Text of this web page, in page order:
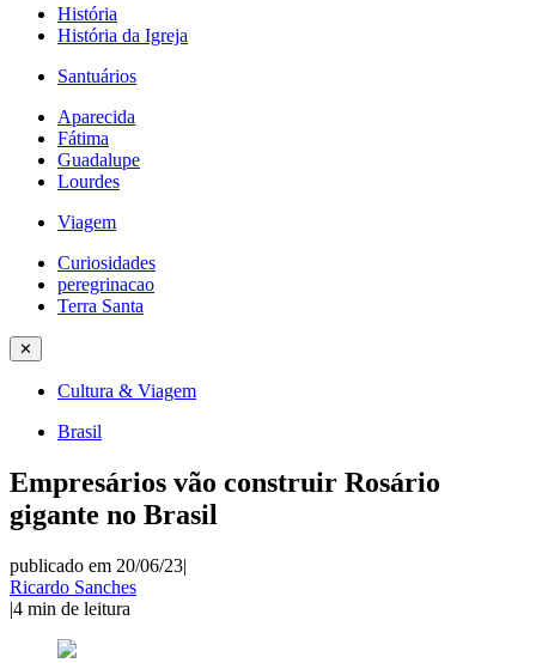
História
História da Igreja
Santuários
Aparecida
Fátima
Guadalupe
Lourdes
Viagem
Curiosidades
peregrinacao
Terra Santa
✕
Cultura & Viagem
Brasil
Empresários vão construir Rosário
gigante no Brasil
publicado em 20/06/23|
Ricardo Sanches
|4 min de leitura